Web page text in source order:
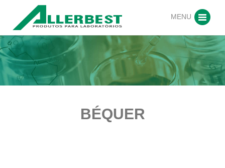
MENU
BÉQUER